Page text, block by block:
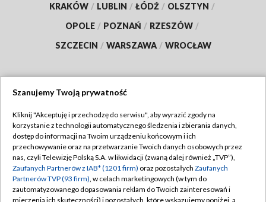
KRAKÓW / LUBLIN / ŁÓDŹ / OLSZTYN /
OPOLE / POZNAŃ / RZESZÓW /
SZCZECIN / WARSZAWA / WROCŁAW
TVP
Abonament TVP
Emisja w TVP
Centrum informacji TVP
Regulamin TVP
Polityka prywatności
Moje zgody
Szanujemy Twoją prywatność
Kliknij "Akceptuję i przechodzę do serwisu", aby wyrazić zgody na
korzystanie z technologii automatycznego śledzenia i zbierania danych,
dostęp do informacji na Twoim urządzeniu końcowym i ich
przechowywanie oraz na przetwarzanie Twoich danych osobowych przez
nas, czyli Telewizję Polską S.A. w likwidacji (zwaną dalej również „TVP”),
Zaufanych Partnerów z IAB* (1201 firm) oraz pozostałych Zaufanych
Partnerów TVP (93 firm), w celach marketingowych (w tym do
zautomatyzowanego dopasowania reklam do Twoich zainteresowań i
mierzenia ich skuteczności) i pozostałych, które wskazujemy poniżej, a